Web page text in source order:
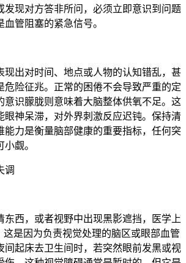
发现对方答非所问，必须立即意识到问题
管阻塞的紧急信号。
现出对时间、地点或人物的认知错乱，甚
危险征兆。正常的困倦不会导致严重的定
意识朦胧则意味着大脑整体供氧不足。这
眼神呆滞，对外界刺激反应迟钝。保持清
能力是衡量脑部健康的重要指标，任何突
觑。
调
东西，或者视野中出现黑影遮挡，医学上
这是因为负责视觉处理的脑区或眼部血管
间起床去卫生间时，若突然眼前发黑或视